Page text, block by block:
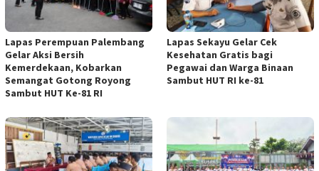
Lapas Perempuan Palembang
Gelar Aksi Bersih
Kemerdekaan, Kobarkan
Semangat Gotong Royong
Sambut HUT Ke-81 RI
Lapas Sekayu Gelar Cek
Kesehatan Gratis bagi
Pegawai dan Warga Binaan
Sambut HUT RI ke-81